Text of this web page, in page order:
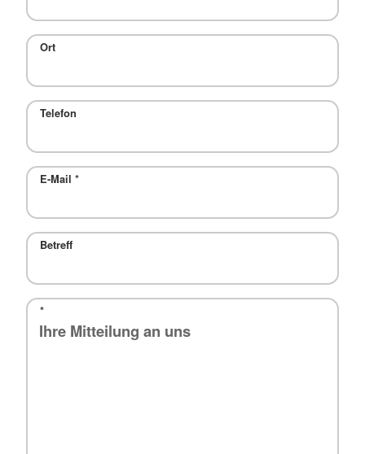
Ort
Telefon
E-Mail *
Betreff
*